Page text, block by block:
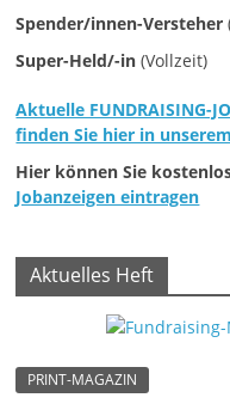
n
g
S
e
d
e
n
Spender/innen-Versteher
Super-Held/-in (Vollzeit)
Aktuelle FUNDRAISING-
finden Sie hier in
Hier können Sie
Jobanzeigen eintragen
Aktuelles Heft
PRINT-MAGAZIN